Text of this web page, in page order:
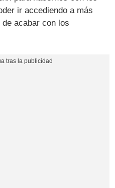
ir accediendo a más
acabar con los